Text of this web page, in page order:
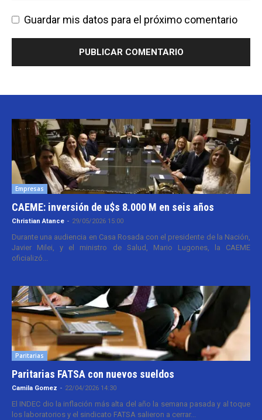
Guardar mis datos para el próximo comentario
Empresas
CAEME: inversión de u$s 8.000 M en seis años
Christian Atance - 29/05/2026 15:00
Durante una audiencia en Casa Rosada con el presidente de la Nación,
Javier Milei, y el ministro de Salud, Mario Lugones, la CAEME
oficializó...
Paritarias
Paritarias FATSA con nuevos sueldos
Camila Gomez - 22/04/2026 14:30
El INDEC dio la inflación más alta del año la semana pasada y al toque
los laboratorios y el sindicato FATSA salieron a cerrar...